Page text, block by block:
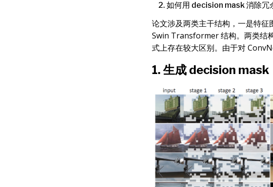
如何用 decision mask 消除冗
论文涉及两类主干结构，一是特
Swin Transformer 结构。两类结
式上存在较大区别。由于对
1. 生成 decision mask